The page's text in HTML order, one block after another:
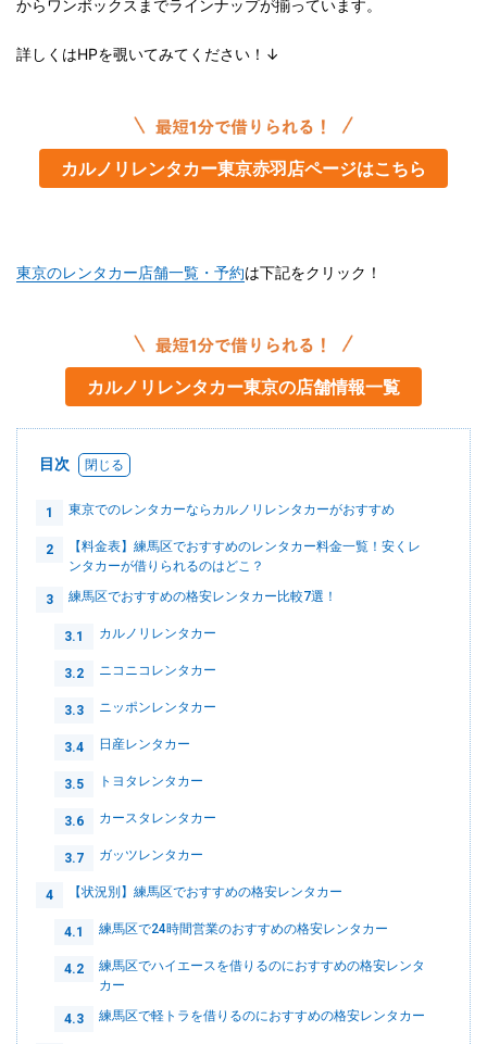
からワンボックスまでラインナップが揃っています。
詳しくはHPを覗いてみてください！↓
カルノリレンタカー東京赤羽店ページはこちら
東京のレンタカー店舗一覧・予約は下記をクリック！
カルノリレンタカー東京の店舗情報一覧
目次
1 東京でのレンタカーならカルノリレンタカーがおすすめ
2
【料金表】練馬区でおすすめのレンタカー料金一覧！安くレ
ンタカーが借りられるのはどこ？
3 練馬区でおすすめの格安レンタカー比較7選！
3.1 カルノリレンタカー
3.2 ニコニコレンタカー
3.3 ニッポンレンタカー
3.4 日産レンタカー
3.5 トヨタレンタカー
3.6 カースタレンタカー
3.7 ガッツレンタカー
4 【状況別】練馬区でおすすめの格安レンタカー
4.1 練馬区で24時間営業のおすすめの格安レンタカー
4.2
練馬区でハイエースを借りるのにおすすめの格安レンタ
カー
4.3 練馬区で軽トラを借りるのにおすすめの格安レンタカー